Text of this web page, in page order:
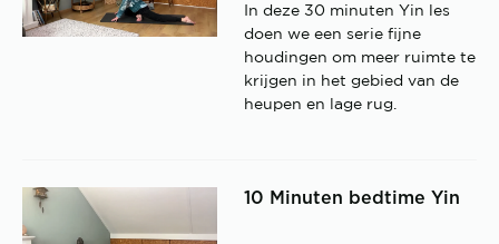
In deze 30 minuten Yin les
doen we een serie fijne
houdingen om meer ruimte te
krijgen in het gebied van de
heupen en lage rug.
10 Minuten bedtime Yin